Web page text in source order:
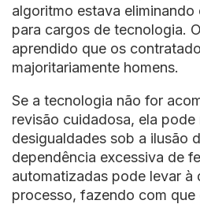
algoritmo estava eliminando
para cargos de tecnologia.
aprendido que os
majoritariamente homens.
Se a tecnologia não for
revisão cuidadosa, ela pode
desigualdades sob a ilusão
dependência excessiva de
automatizadas pode levar à
processo, fazendo com que